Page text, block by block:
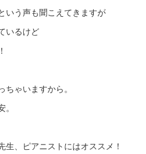
いう声も聞こえてきますが
いるけど
ゃいますから。
生、ピアニストにはオススメ！